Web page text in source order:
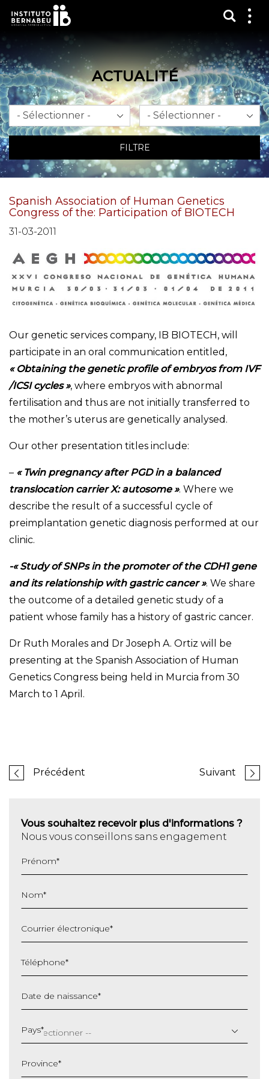
ACTUALITÉ
Mois An
FILTRE
Spanish Association of Human Genetics
Congress of the: Participation of BIOTECH
31-03-2011
Our genetic services company, IB BIOTECH, will
participate in an oral communication entitled,
« Obtaining the genetic profile of embryos from IVF
/ICSI cycles », where embryos with abnormal
fertilisation and thus are not initially transferred to
the mother’s uterus are genetically analysed.
Our other presentation titles include:
– « Twin pregnancy after PGD in a balanced
translocation carrier X: autosome ». Where we
describe the result of a successful cycle of
preimplantation genetic diagnosis performed at our
clinic.
-« Study of SNPs in the promoter of the CDH1 gene
and its relationship with gastric cancer ». We share
the outcome of a detailed genetic study of a
patient whose family has a history of gastric cancer.
Dr Ruth Morales and Dr Joseph A. Ortiz will be
presenting at the Spanish Association of Human
Genetics Congress being held in Murcia from 30
March to 1 April.
Précédent Suivant
Vous souhaitez recevoir plus d'informations ?
Nous vous conseillons sans engagement
Prénom*
Nom*
Courrier électronique*
Téléphone*
Date de naissance*
slash
MM
AAAA
Pays*
Province*